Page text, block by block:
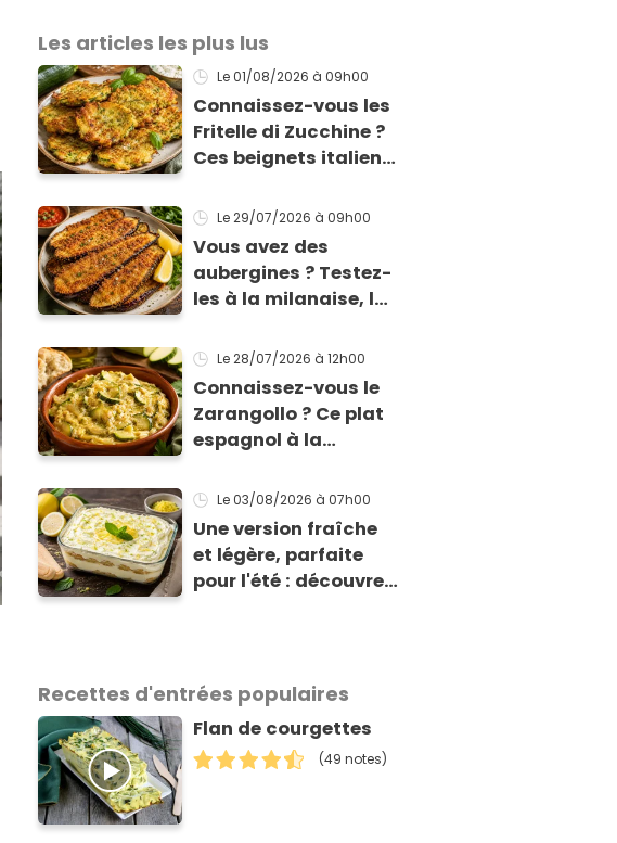
Les articles les plus lus
Le 01/08/2026 à 09h00
Connaissez-vous les
Fritelle di Zucchine ?
Ces beignets italiens
en 10 min sont un pur
délice !
Le 29/07/2026 à 09h00
Vous avez des
aubergines ? Testez-
les à la milanaise, la
dorée qui change du
gratin classique
Le 28/07/2026 à 12h00
Connaissez-vous le
Zarangollo ? Ce plat
espagnol à la
min pour moins de 3
€ !
Le 03/08/2026 à 07h00
Une version fraîche
et légère, parfaite
pour l'été : découvrez
Chef !
Recettes d'entrées populaires
Flan de courgettes
(49 notes)